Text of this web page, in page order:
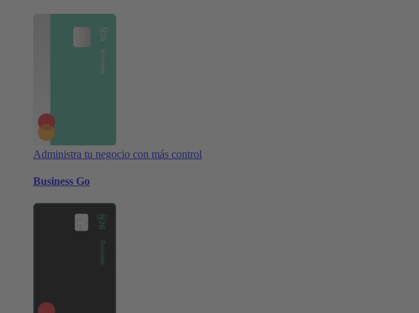
Administra tu negocio con más control
Business Go